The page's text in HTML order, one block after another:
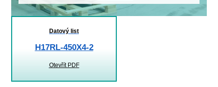
Datový list
H17RL-450X4-2
Otevřít PDF